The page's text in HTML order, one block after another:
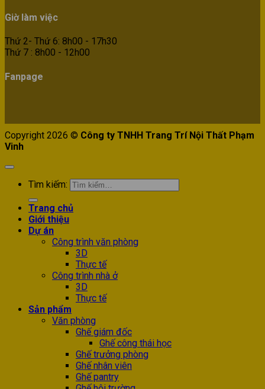
Giờ làm việc
Thứ 2- Thứ 6: 8h00 - 17h30
Thứ 7 : 8h00 - 12h00
Fanpage
Copyright 2026 © Công ty TNHH Trang Trí Nội Thất Phạm
Vinh
Tìm kiếm:
Trang chủ
Giới thiệu
Dự án
Công trình văn phòng
3D
Thực tế
Công trình nhà ở
3D
Thực tế
Sản phẩm
Văn phòng
Ghế giám đốc
Ghế công thái học
Ghế trưởng phòng
Ghế nhân viên
Ghế pantry